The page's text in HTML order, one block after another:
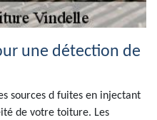
une détection de
sources d fuites en injectant
de votre toiture. Les